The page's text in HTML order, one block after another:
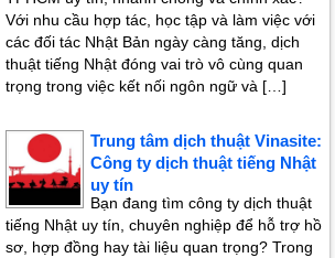
Với nhu cầu hợp tác, học tập và làm việc với
các đối tác Nhật Bản ngày càng tăng, dịch
thuật tiếng Nhật đóng vai trò vô cùng quan
trọng trong việc kết nối ngôn ngữ và […]
Trung tâm dịch thuật Vinasite:
Công ty dịch thuật tiếng Nhật
uy tín
Bạn đang tìm công ty dịch thuật
tiếng Nhật uy tín, chuyên nghiệp để hỗ trợ hồ
sơ, hợp đồng hay tài liệu quan trọng? Trong